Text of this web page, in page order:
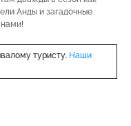
Анды и загадочные
туристу. Наши